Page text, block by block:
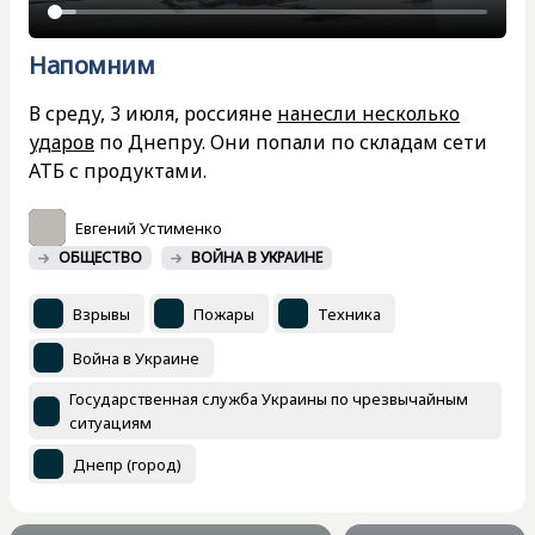
Напомним
В среду, 3 июля, россияне нанесли несколько
ударов по Днепру. Они попали по складам сети
АТБ с продуктами.
Евгений Устименко
ОБЩЕСТВО ВОЙНА В УКРАИНЕ
Взрывы Пожары Техника
Война в Украине
Государственная служба Украины по чрезвычайным
ситуациям
Днепр (город)